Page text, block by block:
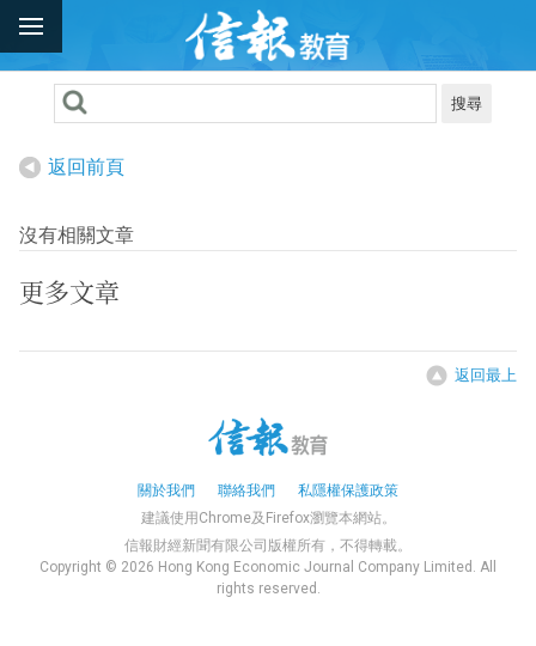
搜尋
返回前頁
沒有相關文章
更多文章
返回最上
關於我們 聯絡我們
私隱權保護政策
建議使用Chrome及Firefox瀏覽本網站。
信報財經新聞有限公司版權所有，不得轉載。
Copyright © 2026 Hong Kong Economic Journal Company Limited. All
rights reserved.